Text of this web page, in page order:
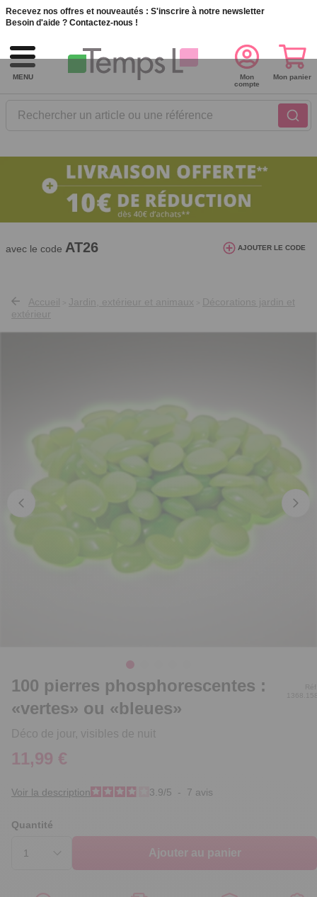
Recevez nos offres et nouveautés : S'inscrire à notre newsletter
Besoin d'aide ? Contactez-nous !
MENU
Rechercher un article ou une référence
Mon
compte
Mon panier
10€ de réduction dès 40€ d'achat. Offre
valable du 03/08/2026 au 12/08/2026.
avec le code AT26 AJOUTER LE CODE
Accueil Jardin, extérieur et animaux
Décorations jardin et
extérieur
100 pierres phosphorescentes :
«vertes» ou «bleues»
Déco de jour, visibles de nuit
11,99 €
Voir la description 3.9/5 - 7 avis
Quantité
Ajouter au panier